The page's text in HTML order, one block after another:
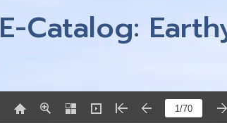
E-Catalog: